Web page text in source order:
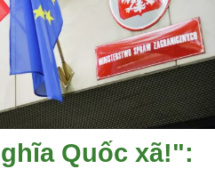
Quốc xã!":